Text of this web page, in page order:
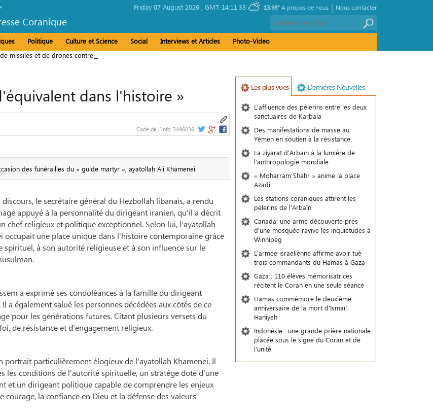
Coranique
Friday 07 August 2026 , GMT-14:11:33 13.98° Nous contacter
|
A propos de nous
Politique Culture et Science Social Interviews et Articles
Photo-Video
missiles et de drones contre des forces alliées à
dans l'histoire »
Code de l'info: 3496036
des funérailles du « guide martyr », ayatollah Ali Khamenei.
discours, le secrétaire général du Hezbollah libanais, a rendu
appuyé à la personnalité du dirigeant iranien, qu'il a décrit
chef religieux et politique exceptionnel. Selon lui, l'ayatollah
occupait une place unique dans l'histoire contemporaine grâce
spirituel, à son autorité religieuse et à son influence sur le
a exprimé ses condoléances à la famille du dirigeant
a également salué les personnes décédées aux côtés de ce
pour les générations futures. Citant plusieurs versets du
de résistance et d'engagement religieux.
portrait particulièrement élogieux de l'ayatollah Khamenei. Il
les conditions de l'autorité spirituelle, un stratège doté d'une
et un dirigeant politique capable de comprendre les enjeux
la confiance en Dieu et la défense des valeurs
Les plus vues Demiéres Nouvelles
L'affluence des pèlerins entre les deux
sanctuaires de Karbala
Des manifestations de masse au
Yémen en soutien à la résistance
La ziyarat d'Arbaïn à la lumière de
l'anthropologie mondiale
« Moharram Shahr » anime la place
Azadi
Les stations coraniques attirent les
pèlerins de l'Arbaïn
Canada: une arme découverte près
d'une mosquée ravive les inquiétudes à
Winnipeg
L'armée israélienne affirme avoir tué
trois commandants du Hamas à Gaza
Gaza : 110 élèves mémorisatrices
récitent le Coran en une seule séance
Hamas commémore le deuxième
anniversaire de la mort d'Ismaïl
Haniyeh
Indonésie : une grande prière nationale
placée sous le signe du Coran et de
l’unité